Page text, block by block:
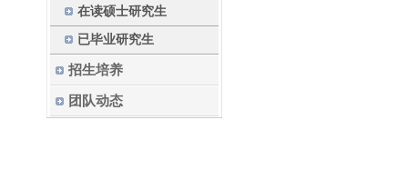
在读硕士研究生
已毕业研究生
招生培养
团队动态